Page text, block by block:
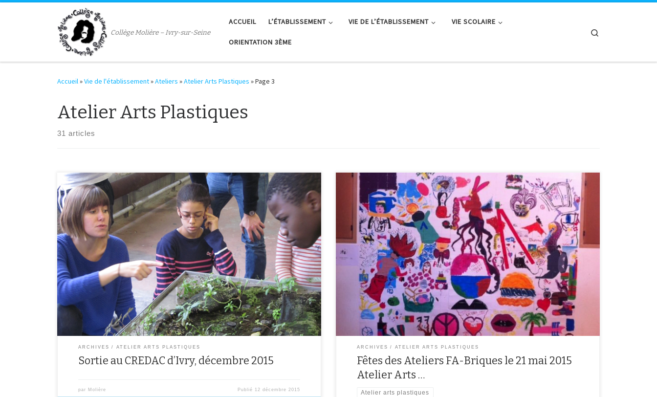
Passer au contenu
Collège Molière – Ivry-sur-Seine
ACCUEIL L’ÉTABLISSEMENT VIE DE L’ÉTABLISSEMENT VIE SCOLAIRE
ORIENTATION 3ÈME
Accueil»Vie de l'établissement»Ateliers »Atelier Arts Plastiques »Page 3
Atelier Arts Plastiques
31 articles
Les 14 élèves de l’atelier arts plastiques qui travaillent cette année autour de la
thématique « Installations et œuvres in situ » se sont rendus mercredi 03 décembre
dernier au CREDAC pour découvrir l’exposition Tout le monde qui présente différentes
œuvres d’artistes contemporains. Les élèves ont d’abord pu poser différentes questions
sur […]
ARCHIVES ATELIER ARTS PLASTIQUES
Sortie au CREDAC d’Ivry, décembre 2015
par Molière Publié 12 décembre 2015
L’atelier Arts Plastiques à la fête des Ateliers de l’Académie de Créteil FA-Briques, le 21
mai 2015, à l’Anis Gras d’Arceuil. L’atelier d’Arts Plastiques du collège Molière a été
sélectionné pour représenter les ateliers artistiques de l’académie de Créteil. Les
élèves ont donc présenté leur travail de l’année: la fresque […]
ARCHIVES ATELIER ARTS PLASTIQUES
Fêtes des Ateliers FA-Briques le 21 mai 2015
Atelier Arts …
Atelier arts plastiques